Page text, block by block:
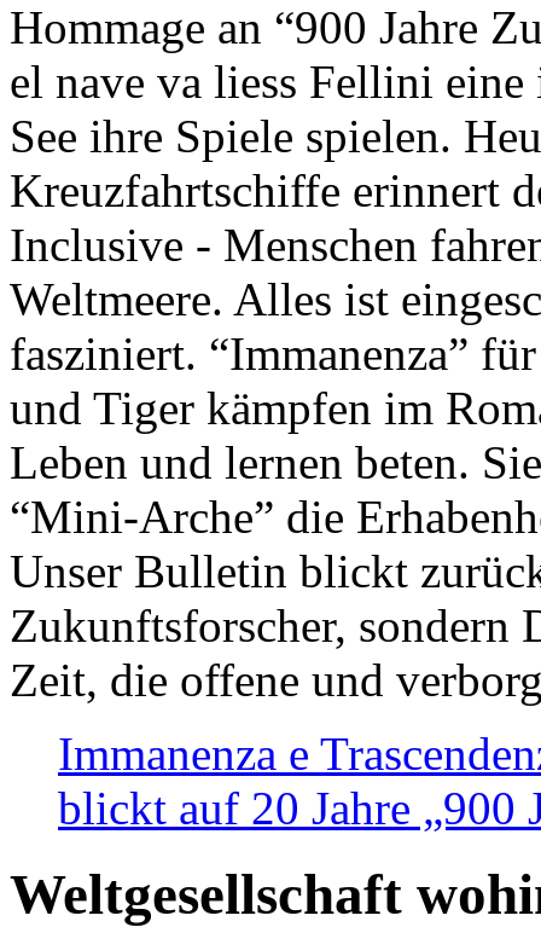
Hommage an “900 Jahre
el nave va liess Fellini
See ihre Spiele spielen.
Kreuzfahrtschiffe erinnert
Inclusive - Menschen
Weltmeere. Alles ist
fasziniert. “Immanenza”
und Tiger kämpfen im
Leben und lernen beten.
“Mini-Arche” die
Unser Bulletin blickt
Zukunftsforscher, sondern
Zeit, die offene und
Immanenza e
blickt auf 20 Jahre „900
Weltgesellschaft